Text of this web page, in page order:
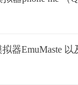
拟器EmuMaste